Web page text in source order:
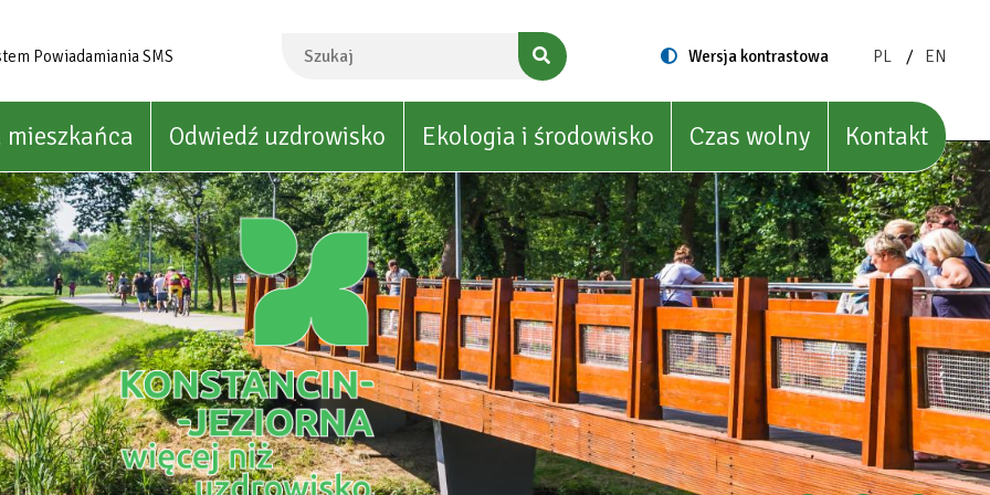
Powiadamiania SMS
Switch
Wersja kontrastowa
ZMIEŃ
POLISH
PL
ZMIEŃ
ENGLISH
EN
mieszkańca Odwiedź uzdrowisko Ekologia i środowisko Czas wolny Kontakt